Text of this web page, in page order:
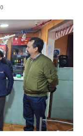
0